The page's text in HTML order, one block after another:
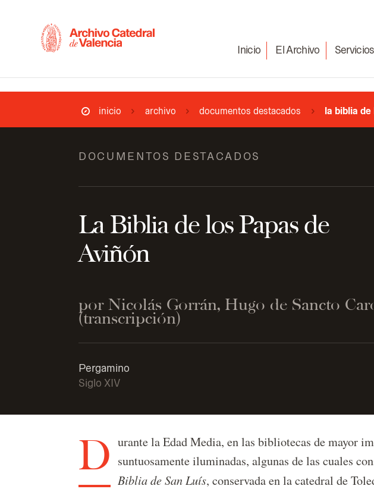
Inicio El Archivo Servicios
inicio archivo documentos destacados la biblia
DOCUMENTOS DESTACADOS
La Biblia de los Papas de
Aviñón
por Nicolás Gorrán, Hugo de Sancto
(transcripción)
Pergamino
Siglo XIV
D urante la Edad Media, en las bibliotecas de mayor
suntuosamente iluminadas, algunas de las cuales
Biblia de San Luís, conservada en la catedral de